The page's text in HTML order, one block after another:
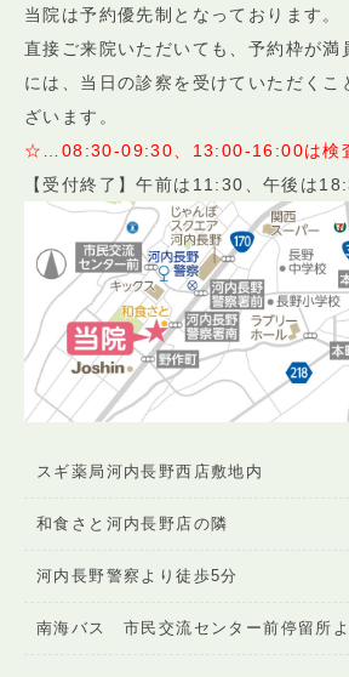
当院は予約優先制となっております。
直接ご来院いただいても、予約枠が満
には、当日の診察を受けていただくこ
ざいます。
☆…08:30-09:30、13:00-16:00は検
【受付終了】午前は11:30、午後は
スギ薬局河内長野西店敷地内
和食さと河内長野店の隣
河内長野警察より徒歩5分
南海バス 市民交流センター前停留所